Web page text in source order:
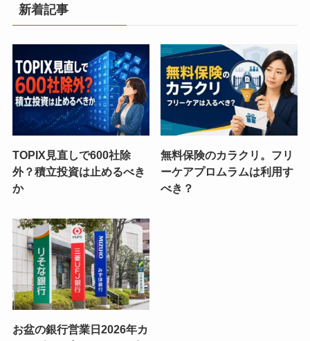
新着記事
TOPIX見直しで600社除
外？積立投資は止めるべき
か
無料保険のカラクリ。フリ
ーケアプロムラムは利用す
べき？
お盆の銀行営業日2026年カ